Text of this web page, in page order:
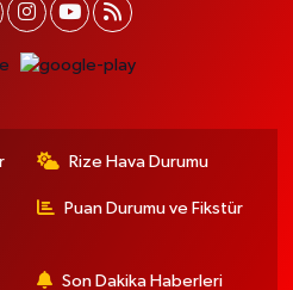
Rize Hava Durumu
Puan Durumu ve Fikstür
Son Dakika Haberleri